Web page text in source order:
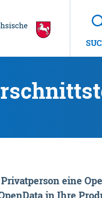
Privatperson eine
in Ihre